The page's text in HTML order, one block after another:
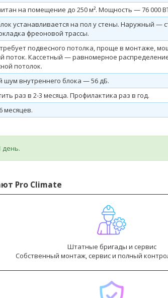
на помещение до 250 м². Мощность — 76 000
устанавливается на пол у стены. Наружный —
фреоновой трассы.
подвесного потолка, проще в монтаже,
поток. Кассетный — равномерное
потолок.
внутреннего блока — 56 дБ.
раз в 2-3 месяца. Профилактика раз в год.
месяцев.
день.
Pro Climate
Штатные бригады и сервис
Собственный монтаж, сервис и полный